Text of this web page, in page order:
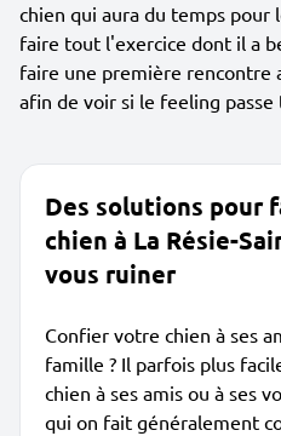
chien qui aura du temps
faire tout l'exercice dont il a
faire une première rencontre
afin de voir si le feeling
Des solutions pour
chien à La Résie-
vous ruiner
Confier votre chien à ses
famille ? Il parfois plus
chien à ses amis ou à ses
qui on fait généralement